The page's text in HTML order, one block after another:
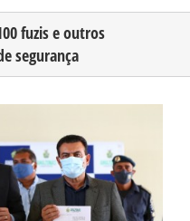
fuzis e outros
segurança